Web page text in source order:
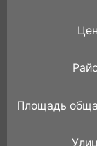
Площадь